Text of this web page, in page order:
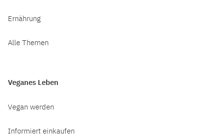
Ernährung
Alle Themen
Veganes Leben
Vegan werden
Informiert einkaufen